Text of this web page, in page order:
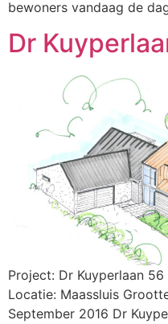
bewoners vandaag de
Dr
Project: Dr Kuyperlaan
Locatie: Maassluis
September 2016 Dr